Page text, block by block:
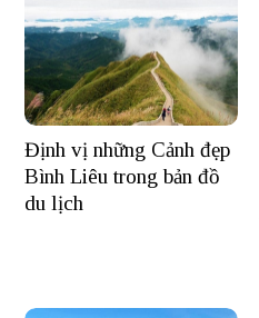
Định vị những Cảnh đẹp
Bình Liêu trong bản đồ
du lịch